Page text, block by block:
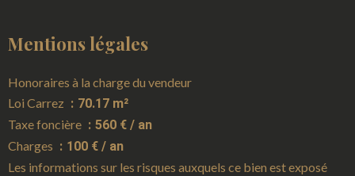
Mentions légales
Honoraires à la charge du vendeur
Loi Carrez
70.17 m²
Taxe foncière
560 € / an
Charges
100 € / an
Les informations sur les risques auxquels ce bien est exposé